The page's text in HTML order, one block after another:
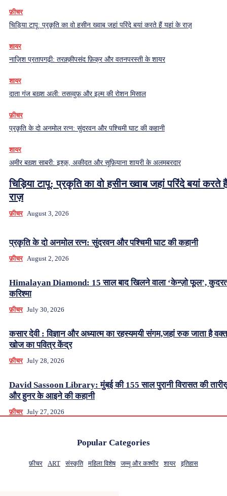
फ़ीचर
चिड़िया टापू: प्रकृति का वो हसीन ख्वाब जहां परिंदे बयां करते हैं यहां के राज़
शायर
नाज़िश प्रतापगढ़ी: तरक़्क़ीपसंद फ़िक्र और वतनपरस्ती के शायर
शायर
दाता गंज बख़्श अली: तसव्वुफ़ और इल्म की रोशन मिसाल
फ़ीचर
प्रकृति के दो अनमोल रत्न: सुंदरवन और पश्चिमी घाट की कहानी
शायर
अमीर बख़्श साबरी: इश्क़, अकीदत और सूफ़ियाना शायरी के अलमबरदार
चिड़िया टापू: प्रकृति का वो हसीन ख्वाब जहां परिंदे बयां करते
राज़
फ़ीचर August 3, 2026
प्रकृति के दो अनमोल रत्न: सुंदरवन और पश्चिमी घाट की कहानी
फ़ीचर August 2, 2026
Himalayan Diamond: 15 साल बाद खिलने वाला ‘केन्ज़ो फूल’,
करिश्मा
फ़ीचर July 30, 2026
कसार देवी : विज्ञान और अध्यात्म का रहस्यमयी संगम,जहां रुक जाता है
खोज का पवित्र केंद्र
फ़ीचर July 28, 2026
David Sassoon Library: मुंबई की 155 साल पुरानी विरासत की
और हुनर के आइने की कहानी
फ़ीचर July 27, 2026
Popular Categories
फ़ीचर ART संस्कृति महिला विशेष जम्मू और कश्मीर शायर इतिहास